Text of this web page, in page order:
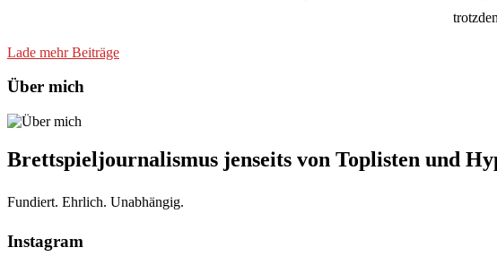
Lade mehr Beiträge
Über mich
Brettspieljournalismus jenseits von Toplisten und
Fundiert. Ehrlich. Unabhängig.
Instagram